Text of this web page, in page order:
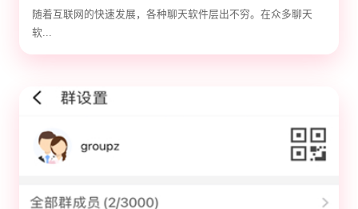
选！
随着互联网的快速发展，各种聊天软件层出不穷。在众多聊天
软...